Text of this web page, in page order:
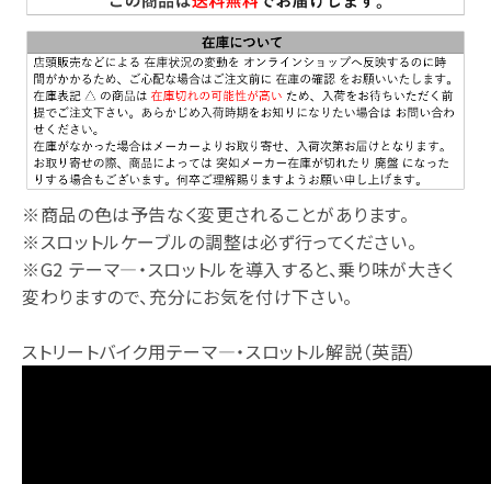
※商品の色は予告なく変更されることがあります。
※スロットルケーブルの調整は必ず行ってください。
※G2 テーマ―・スロットルを導入すると、乗り味が大きく
変わりますので、充分にお気を付け下さい。
ストリートバイク用テーマ―・スロットル解説（英語）